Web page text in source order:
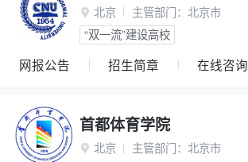
 北京 主管部门： 北京市
“双一流”建设高校
网报公告 招生简章 在线咨询
首都体育学院
 北京 主管部门： 北京市